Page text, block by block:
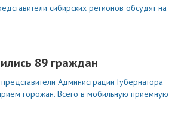
сибирских регионов обсудят на
89 граждан
Администрации Губернатора
горожан. Всего в мобильную приемную